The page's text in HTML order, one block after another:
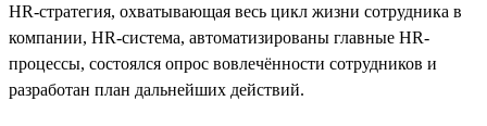
HR-стратегия, охватывающая весь цикл жизни сотрудника в
компании, HR-система, автоматизированы главные HR-
процессы, состоялся опрос вовлечённости сотрудников и
разработан план дальнейших действий.